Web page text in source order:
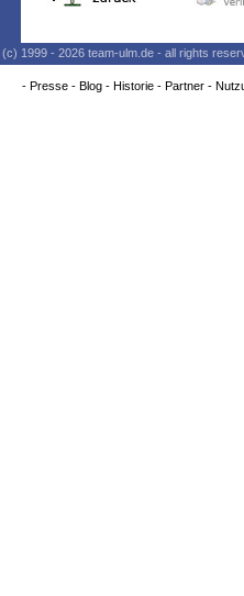
(c) 1999 - 2026 team-ulm.de - all rights
- Presse- Blog- Historie- Partner-